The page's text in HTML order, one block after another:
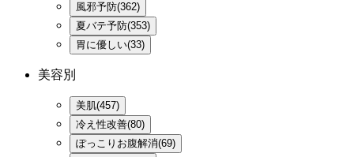
風邪予防(362)
夏バテ予防(353)
胃に優しい(33)
美容別
美肌(457)
冷え性改善(80)
ぽっこりお腹解消(69)